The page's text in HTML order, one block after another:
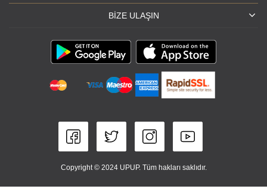
BIZE ULAŞIN
Copyright © 2024 UPUP. Tüm hakları saklıdır.